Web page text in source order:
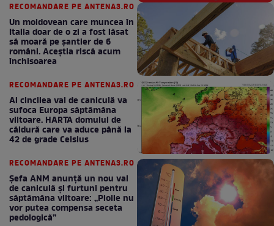
RECOMANDARE PE ANTENA3.RO
Un moldovean care muncea în
Italia doar de o zi a fost lăsat
să moară pe şantier de 6
români. Aceștia riscă acum
închisoarea
RECOMANDARE PE ANTENA3.RO
Al cincilea val de caniculă va
sufoca Europa săptămâna
viitoare. HARTA domului de
căldură care va aduce până la
42 de grade Celsius
RECOMANDARE PE ANTENA3.RO
Șefa ANM anunță un nou val
de caniculă și furtuni pentru
săptămâna viitoare: „Ploile nu
vor putea compensa seceta
pedologică”